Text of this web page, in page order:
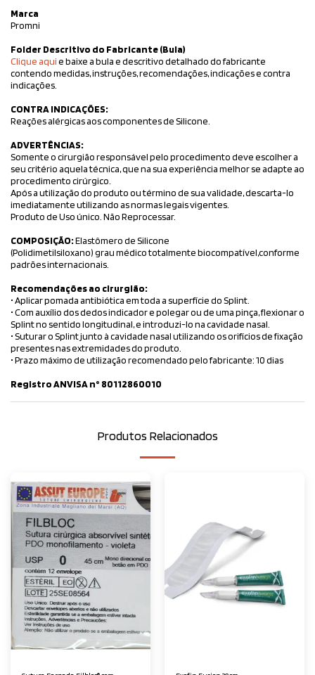
Marca
Promni
Folder Descritivo do Fabricante (Bula)
Clique aquie baixe a bula e descritivo detalhado do fabricante
contendo medidas, instruções, recomendações, indicações e contra
indicações.
CONTRA INDICAÇÕES:
Reações alérgicas aos componentes de Silicone.
ADVERTÊNCIAS:
Somente o cirurgião responsável pelo procedimento deve escolher a
seu critério aquela técnica, que na sua experiência melhor se adapte ao
procedimento cirúrgico.
Após a utilização do produto ou término de sua validade, descarta-lo
imediatamente utilizando as normas legais vigentes.
Produto de Uso único. Não Reprocessar.
COMPOSIÇÃO:Elastômero de Silicone
(Polidimetilsiloxano) grau médico totalmente biocompatível,conforme
padrões internacionais.
Recomendações ao cirurgião:
• Aplicar pomada antibiótica em toda a superfície do Splint.
• Com auxílio dos dedos indicador e polegar ou de uma pinça, flexionar o
Splint no sentido longitudinal, e introduzi-lo na cavidade nasal.
• Suturar o Splint junto à cavidade nasal utilizando os orifícios de fixação
presentes nas extremidades do produto.
• Prazo máximo de utilização recomendado pelo fabricante: 10 dias
Registro ANVISA n° 80112860010
Produtos Relacionados